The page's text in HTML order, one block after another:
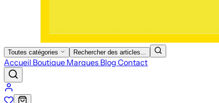
Toutes catégories Rechercher des articles...
Accueil Boutique Marques Blog Contact